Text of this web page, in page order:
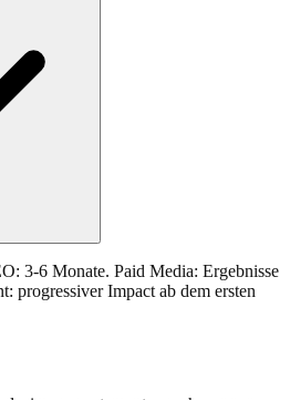
3-6 Monate. Paid Media: Ergebnisse
progressiver Impact ab dem ersten